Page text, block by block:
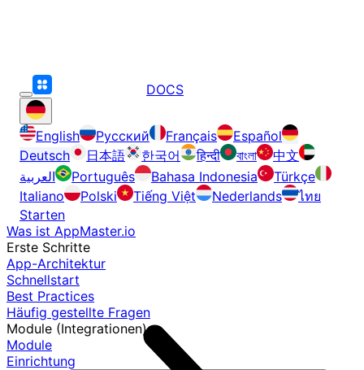
DOCS
English Русский Français
Español
Deutsch
日本語 한국어 हिन्दी বাংলা
中文
العربية
Português Bahasa Indonesia
Türkçe
Italiano
Polski Tiếng Việt Nederlands
ไทย
Starten
Was ist AppMaster.io
Erste Schritte
App-Architektur
Schnellstart
Best Practices
Häufig gestellte Fragen
Module (Integrationen)
Module
Einrichtung